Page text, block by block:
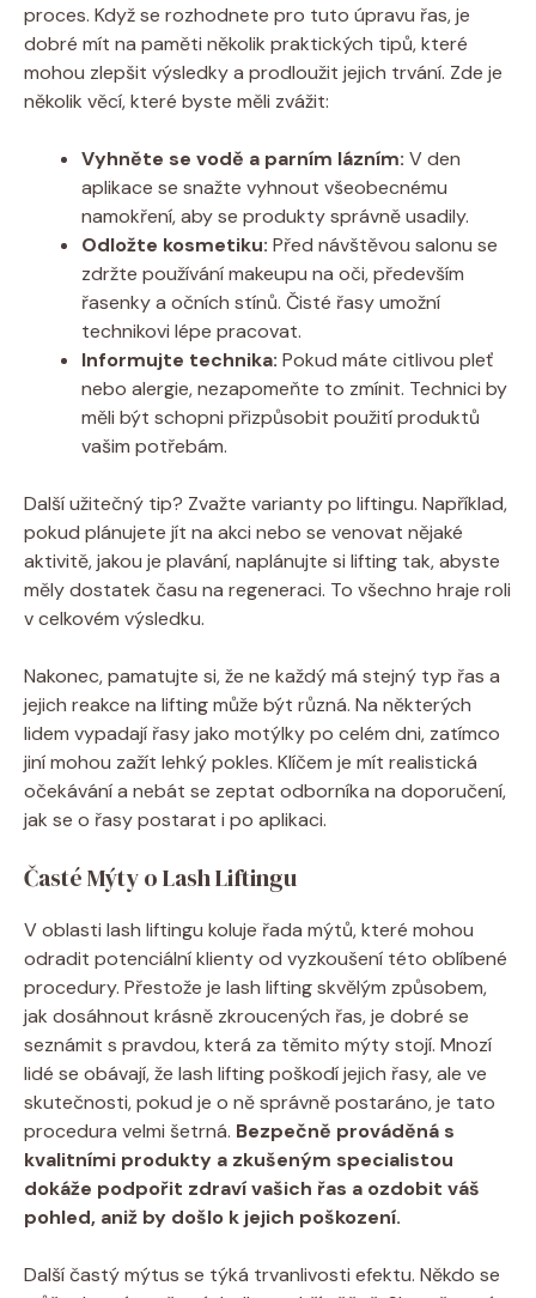
proces. Když se rozhodnete pro tuto úpravu řas, je
dobré mít na paměti několik praktických tipů, které
mohou zlepšit výsledky a prodloužit jejich trvání. Zde je
několik věcí, které byste měli zvážit:
Vyhněte se vodě a parním lázním: V den
aplikace se snažte vyhnout všeobecnému
namokření, aby se produkty správně usadily.
Odložte kosmetiku: Před návštěvou salonu se
zdržte používání makeupu na oči, především
řasenky a očních stínů. Čisté řasy umožní
technikovi lépe pracovat.
Informujte technika: Pokud máte citlivou pleť
nebo alergie, nezapomeňte to zmínit. Technici by
měli být schopni přizpůsobit použití produktů
vašim potřebám.
Další užitečný tip? Zvažte varianty po liftingu. Například,
pokud plánujete jít na akci nebo se venovat nějaké
aktivitě, jakou je plavání, naplánujte si lifting tak, abyste
měly dostatek času na regeneraci. To všechno hraje roli
v celkovém výsledku.
Nakonec, pamatujte si, že ne každý má stejný typ řas a
jejich reakce na lifting může být různá. Na některých
lidem vypadají řasy jako motýlky po celém dni, zatímco
jiní mohou zažít lehký pokles. Klíčem je mít realistická
očekávání a nebát se zeptat odborníka na doporučení,
jak se o řasy postarat i po aplikaci.
Časté Mýty o Lash Liftingu
V oblasti lash liftingu koluje řada mýtů, které mohou
odradit potenciální klienty od vyzkoušení této oblíbené
procedury. Přestože je lash lifting skvělým způsobem,
jak dosáhnout krásně zkroucených řas, je dobré se
seznámit s pravdou, která za těmito mýty stojí. Mnozí
lidé se obávají, že lash lifting poškodí jejich řasy, ale ve
skutečnosti, pokud je o ně správně postaráno, je tato
procedura velmi šetrná. Bezpečně prováděná s
kvalitními produkty a zkušeným specialistou
dokáže podpořit zdraví vašich řas a ozdobit váš
pohled, aniž by došlo k jejich poškození.
Další častý mýtus se týká trvanlivosti efektu. Někdo se